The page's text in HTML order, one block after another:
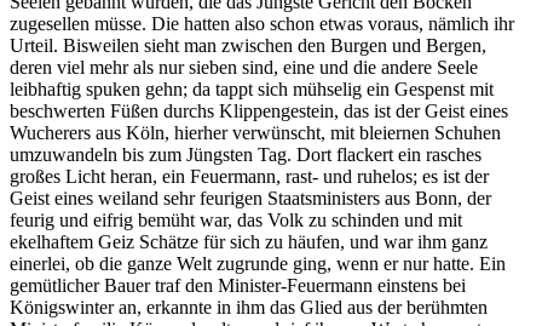
zugesellen müsse. Die hatten also schon etwas voraus, nämlich ihr
Urteil. Bisweilen sieht man zwischen den Burgen und Bergen,
deren viel mehr als nur sieben sind, eine und die andere Seele
leibhaftig spuken gehn; da tappt sich mühselig ein Gespenst mit
beschwerten Füßen durchs Klippengestein, das ist der Geist eines
Wucherers aus Köln, hierher verwünscht, mit bleiernen Schuhen
umzuwandeln bis zum Jüngsten Tag. Dort flackert ein rasches
großes Licht heran, ein Feuermann, rast- und ruhelos; es ist der
Geist eines weiland sehr feurigen Staatsministers aus Bonn, der
feurig und eifrig bemüht war, das Volk zu schinden und mit
ekelhaftem Geiz Schätze für sich zu häufen, und war ihm ganz
einerlei, ob die ganze Welt zugrunde ging, wenn er nur hatte. Ein
gemütlicher Bauer traf den Minister-Feuermann einstens bei
Königswinter an, erkannte in ihm das Glied aus der berühmten